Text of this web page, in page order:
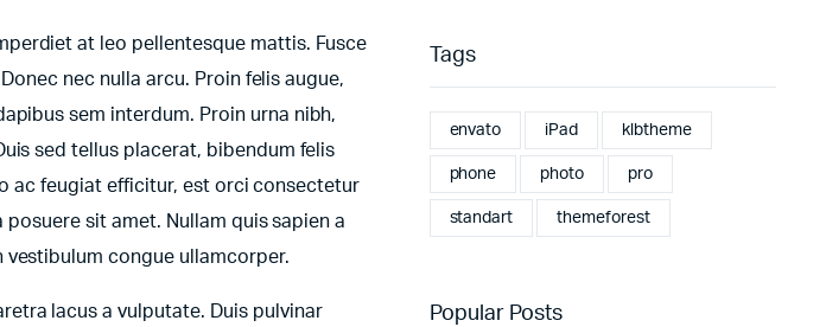
at leo pellentesque mattis. Fusce
nec nulla arcu. Proin felis augue,
sem interdum. Proin urna nibh,
sed tellus placerat, bibendum felis
ac feugiat efficitur, est orci consectetur
sit amet. Nullam quis sapien a
congue ullamcorper.
lacus a vulputate. Duis pulvinar
Tags
envato iPad klbtheme
phone photo pro
standart themeforest
Popular Posts